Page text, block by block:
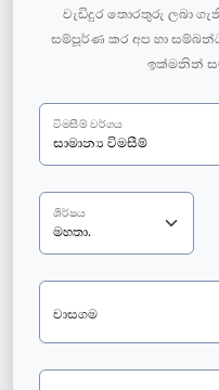
වැඩිදුර තොරතුරු ලබා
සම්පූර්ණ කර අප හා
ඉක්මනින්
විමසීම් වර්ගය
ශීර්ෂය
වාසගම